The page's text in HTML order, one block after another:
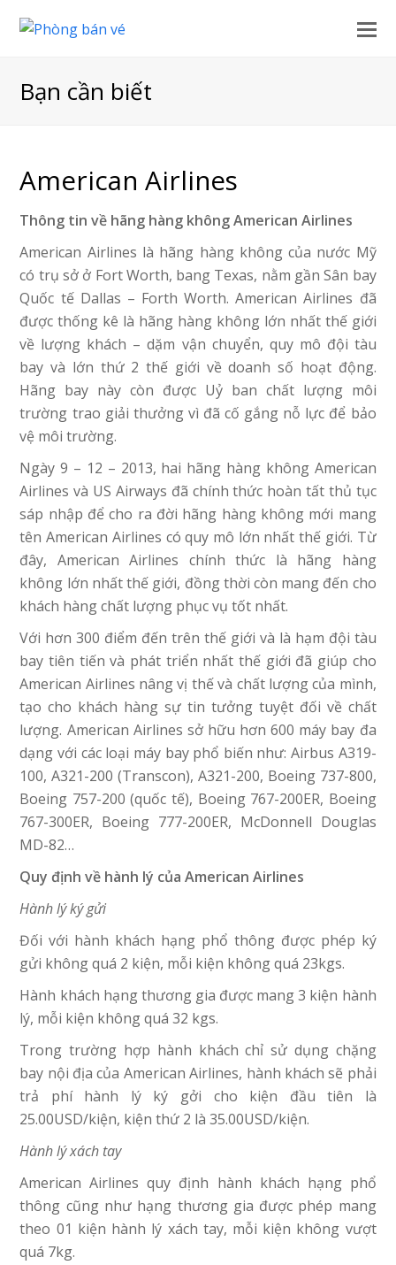
Bạn cần biết
American Airlines
Thông tin về hãng hàng không American Airlines
American Airlines là hãng hàng không của nước Mỹ
có trụ sở ở Fort Worth, bang Texas, nằm gần Sân bay
Quốc tế Dallas – Forth Worth. American Airlines đã
được thống kê là hãng hàng không lớn nhất thế giới
về lượng khách – dặm vận chuyển, quy mô đội tàu
bay và lớn thứ 2 thế giới về doanh số hoạt động.
Hãng bay này còn được Uỷ ban chất lượng môi
trường trao giải thưởng vì đã cố gắng nỗ lực để bảo
vệ môi trường.
Ngày 9 – 12 – 2013, hai hãng hàng không American
Airlines và US Airways đã chính thức hoàn tất thủ tục
sáp nhập để cho ra đời hãng hàng không mới mang
tên American Airlines có quy mô lớn nhất thế giới. Từ
đây, American Airlines chính thức là hãng hàng
không lớn nhất thế giới, đồng thời còn mang đến cho
khách hàng chất lượng phục vụ tốt nhất.
Với hơn 300 điểm đến trên thế giới và là hạm đội tàu
bay tiên tiến và phát triển nhất thế giới đã giúp cho
American Airlines nâng vị thế và chất lượng của mình,
tạo cho khách hàng sự tin tưởng tuyệt đối về chất
lượng. American Airlines sở hữu hơn 600 máy bay đa
dạng với các loại máy bay phổ biến như: Airbus A319-
100, A321-200 (Transcon), A321-200, Boeing 737-800,
Boeing 757-200 (quốc tế), Boeing 767-200ER, Boeing
767-300ER, Boeing 777-200ER, McDonnell Douglas
MD-82…
Quy định về hành lý của American Airlines
Hành lý ký gửi
Đối với hành khách hạng phổ thông được phép ký
gửi không quá 2 kiện, mỗi kiện không quá 23kgs.
Hành khách hạng thương gia được mang 3 kiện hành
lý, mỗi kiện không quá 32 kgs.
Trong trường hợp hành khách chỉ sử dụng chặng
bay nội địa của American Airlines, hành khách sẽ phải
trả phí hành lý ký gởi cho kiện đầu tiên là
25.00USD/kiện, kiện thứ 2 là 35.00USD/kiện.
Hành lý xách tay
American Airlines quy định hành khách hạng phổ
thông cũng như hạng thương gia được phép mang
theo 01 kiện hành lý xách tay, mỗi kiện không vượt
quá 7kg.